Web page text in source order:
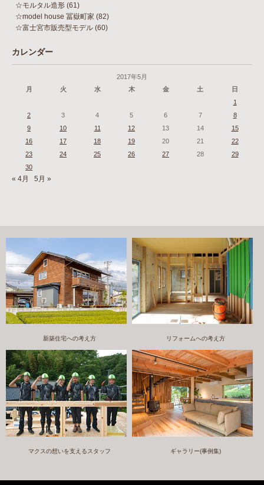
☆モルタル造形 (61)
☆model house 冨嶽町家 (82)
☆富士宮市販売型モデル (60)
カレンダー
2017年5月
月
火 水 木 金 土
日
1
2
3 4 5 6 7
8
9
10 11 12 13 14
15
16
17 18 19 20 21
22
23
24 25 26 27 28
29
30
« 4月 5月 »
新築住宅への考え方 リフォームへの考え方
マクスの想いを支えるスタッフ ギャラリー(事例集)